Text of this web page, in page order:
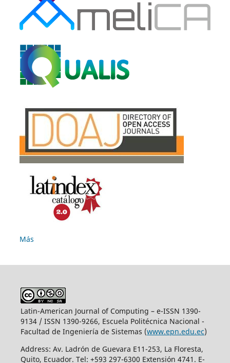
Más
Latin-American Journal of Computing – e-ISSN 1390-
9134 / ISSN 1390-9266, Escuela Politécnica Nacional -
Facultad de Ingeniería de Sistemas (www.epn.edu.ec)
Address: Av. Ladrón de Guevara E11-253, La Floresta,
Quito, Ecuador. Tel: +593 297-6300 Extensión 4741. E-